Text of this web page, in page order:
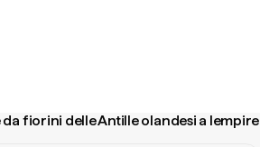
fiorini delle Antille olandesi a lempire